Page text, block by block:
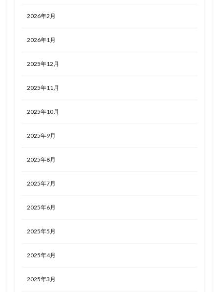
2026年2月
2026年1月
2025年12月
2025年11月
2025年10月
2025年9月
2025年8月
2025年7月
2025年6月
2025年5月
2025年4月
2025年3月